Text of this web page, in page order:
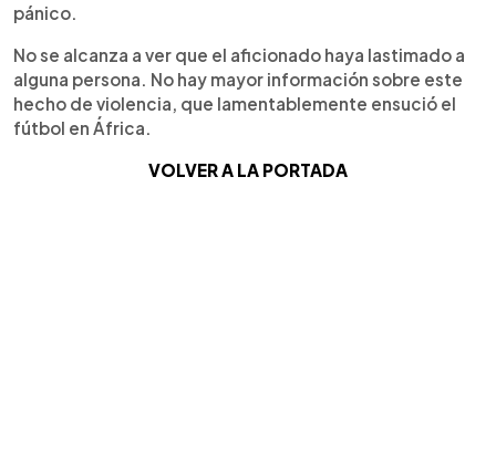
pánico.
No se alcanza a ver que el aficionado haya lastimado a
alguna persona. No hay mayor información sobre este
hecho de violencia, que lamentablemente ensució el
fútbol en África.
VOLVER A LA PORTADA